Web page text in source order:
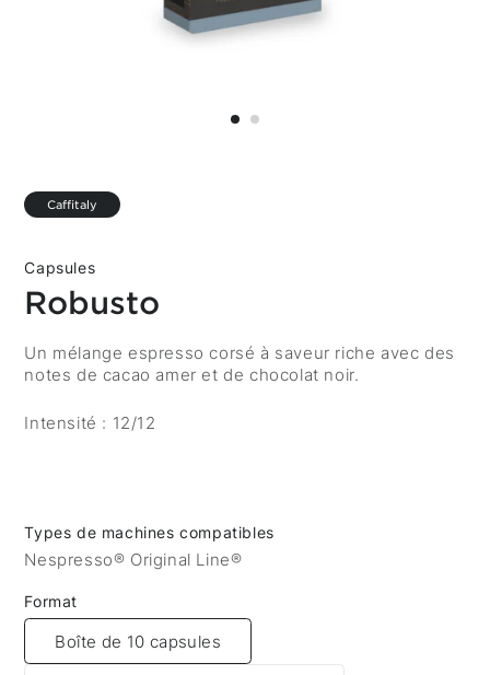
Caffitaly
Capsules
Robusto
Description
Un mélange espresso corsé à saveur riche avec des
notes de cacao amer et de chocolat noir.
Intensité : 12/12
Types de machines compatibles
Nespresso® Original Line®
Format
Boîte de 10 capsules